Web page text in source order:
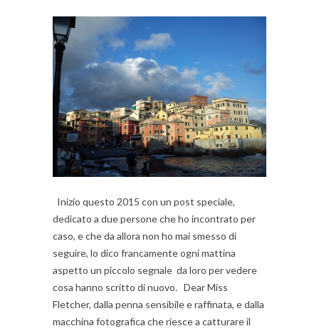
Inizio questo 2015 con un post speciale,
dedicato a due persone che ho incontrato per
caso, e che da allora non ho mai smesso di
seguire, lo dico francamente ogni mattina
aspetto un piccolo segnale da loro per vedere
cosa hanno scritto di nuovo. Dear Miss
Fletcher, dalla penna sensibile e raffinata, e dalla
macchina fotografica che riesce a catturare il